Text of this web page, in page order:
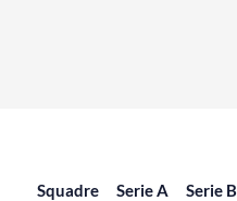
Squadre Serie A Serie B